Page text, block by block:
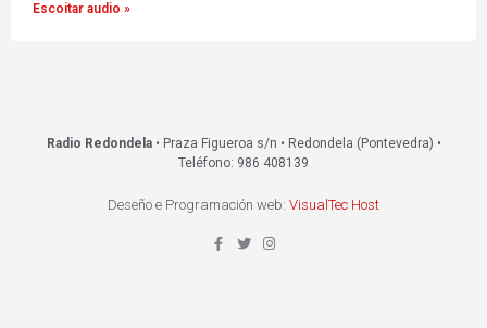
Escoitar audio »
Radio Redondela• Praza Figueroa s/n • Redondela (Pontevedra) •
Teléfono: 986 408139
Deseño e Programación web: VisualTec Host